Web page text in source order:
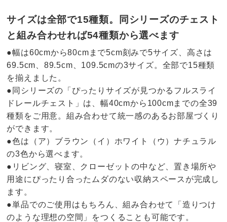
サイズは全部で15種類。同シリーズのチェスト
と組み合わせれば54種類から選べます
●幅は60cmから80cmまで5cm刻みで5サイズ、高さは
69.5cm、89.5cm、109.5cmの3サイズ。全部で15種類
を揃えました。
●同シリーズの「ぴったりサイズが見つかるフルスライ
ドレールチェスト」は、幅40cmから100cmまでの全39
種類をご用意。組み合わせて統一感のあるお部屋づくり
ができます。
●色は（ア）ブラウン（イ）ホワイト（ウ）ナチュラル
の3色から選べます。
●リビング、寝室、クローゼットの中など、置き場所や
用途にぴったり合ったムダのない収納スペースが完成し
ます。
●単品でのご使用はもちろん、組み合わせて「造りつけ
のような理想の空間」をつくることも可能です。